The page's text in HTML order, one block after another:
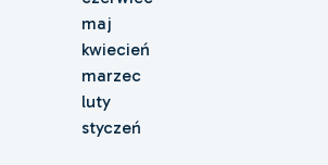
maj
kwiecień
marzec
luty
styczeń